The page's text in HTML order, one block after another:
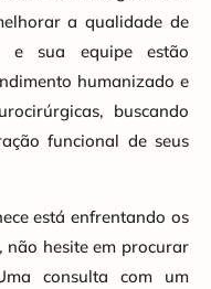
a qualidade de
e sua equipe estão
humanizado e
buscando
funcional de seus
está enfrentando os
não hesite em procurar
consulta com um